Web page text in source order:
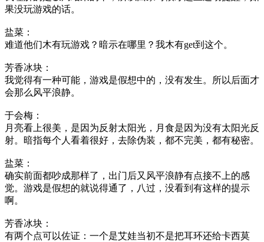
果没玩游戏的话。
盐菜：
难道他们木有玩游戏？暗示在哪里？我木有get到这个。
芳香冰块：
我觉得有一种可能，游戏是假想中的，没有发生。所以后面才
会那么风平浪静。
于会梅：
月亮看上很美，是因为反射太阳光，月食是因为没有太阳光反
射。暗指每个人看着很好，去除伪装，都不完美，都有秘密。
盐菜：
确实前面都吵成那样了，出门后又风平浪静有点接不上的感
觉。游戏是假想的就说得通了，八过，没看到有这样的提示
啊。
芳香冰块：
有两个点可以佐证：一个是艾娃当初不是把耳环还给卡西莫